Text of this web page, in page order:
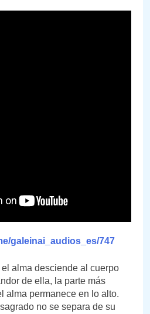
galeinai_audios_es/747
alma desciende al cuerpo
de ella, la parte más
alma permanece en lo alto.
no se separa de su